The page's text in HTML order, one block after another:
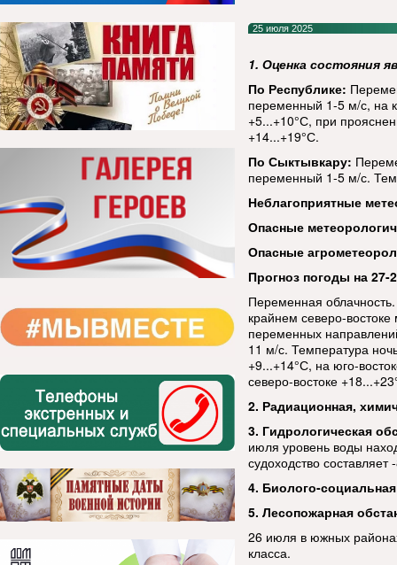
25 июля 2025
1. Оценка состояния
По Республике:
переменный 1-5 м/с, на
+5...+10°С, при
+14...+19°С.
По Сыктывкару:
переменный 1-5 м/с.
Неблагоприятные
Опасные
Опасные
Прогноз погоды на 27-
Переменная
крайнем северо-
переменных
11 м/с. Температура
+9...+14°С, на юго-
северо-востоке
2. Радиационная,
3. Гидрологическая
июля уровень воды
судоходство составляет
4. Биолого-
5. Лесопожарная
26 июля в южных
класса.